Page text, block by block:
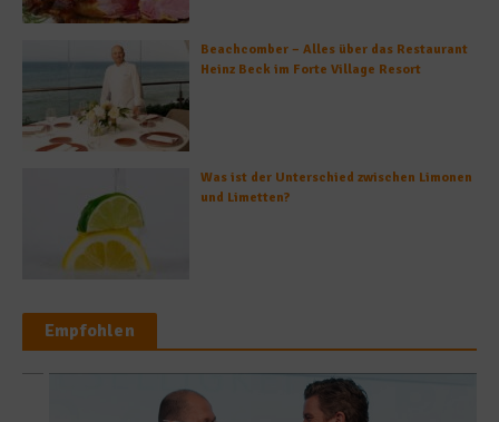
Beachcomber – Alles über das Restaurant
Heinz Beck im Forte Village Resort
Was ist der Unterschied zwischen Limonen
und Limetten?
Empfohlen